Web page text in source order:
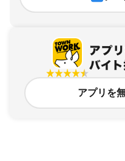
アプリを